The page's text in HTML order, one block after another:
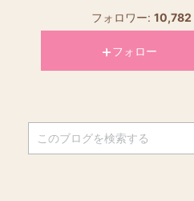
フォロワー: 10,782
フォロー